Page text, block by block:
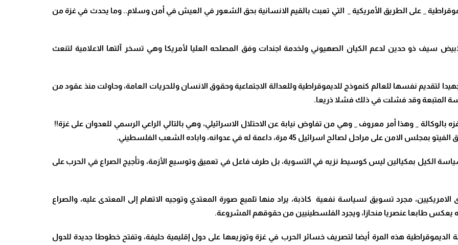
_ على الطريق الأمريكية _ التي تعبث بالقيم الانسانية بحق الشعور في العيش في أمن وسلام.. وما يحدث في غزة من
سيف ذو حدين لدعم الكيان الصهيوني ولخدمة اجندات وفق المصلحه العليا لأمريكا وهي تسخر آلتها الاعلامية لتنعث
لتقديم نفسها للعالم كنموذج للديموقراطية وللعدالة الاجتماعية وحقوق الانسان وللحريات العامة، وحاولت منذ عقود من
المتبعة وقد فشلت في ذلك فشلا ذريعا.
بالوكالة _ وهذا أمر معروف _ وهي من تفاوض نيابة عن الاحتلال الاسرائيلي، وهي بالتالي الراعي الرسمي للعدوان على غزة!!
لصالح اسرائيل 45 مرة، داعمة له في عدوانه، واباده الشعب الفلسطيني.
الكيل بمكيالين ليس كوسيط نزيه في التسوية، بل طرف فاعل في تعميق وتوسيع الأزمة، وتأجيج الصراع في الحرب على
الامريكيين، مجرد تسويق لسياسة نفعية كاذبة، يراد منها تلميع صورة المعتدي وتوجيه الاتهام إلى المعتدى عليه، والصراع
يعكس طابعا عنصريا منحازا، ويجرد الفلسطينيين من حقوقهم المشروعة.
هذه المرة أيضا لتصريف خسائر الحرب في غزة وتوزيعها على دول إقليمية حليفة، وتفتح خطوطا جديدة للدول